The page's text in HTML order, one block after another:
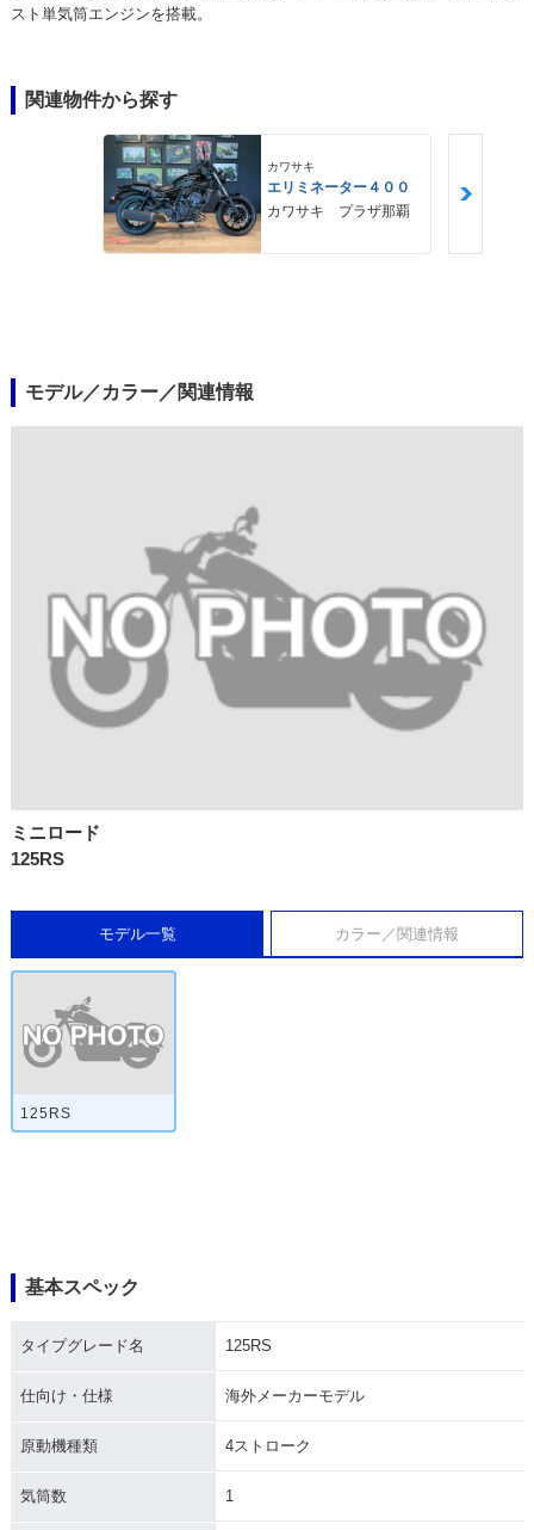
スト単気筒エンジンを搭載。
関連物件から探す
カワサキ
エリミネーター４００
カワサキ プラザ那覇
モデル／カラー／関連情報
ミニロード
125RS
モデル一覧 カラー／関連情報
125RS
基本スペック
タイプグレード名 125RS
仕向け・仕様 海外メーカーモデル
原動機種類 4ストローク
気筒数 1